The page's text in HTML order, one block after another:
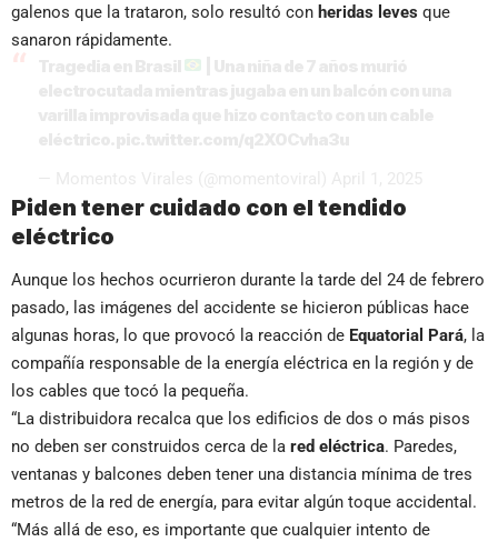
galenos que la trataron, solo resultó con heridas leves que
sanaron rápidamente.
Piden tener cuidado con el tendido
eléctrico
Aunque los hechos ocurrieron durante la tarde del 24 de febrero
pasado, las imágenes del accidente se hicieron públicas hace
algunas horas, lo que provocó la reacción de Equatorial Pará, la
compañía responsable de la energía eléctrica en la región y de
los cables que tocó la pequeña.
“La distribuidora recalca que los edificios de dos o más pisos
no deben ser construidos cerca de la red eléctrica. Paredes,
ventanas y balcones deben tener una distancia mínima de tres
metros de la red de energía, para evitar algún toque accidental.
“Más allá de eso, es importante que cualquier intento de